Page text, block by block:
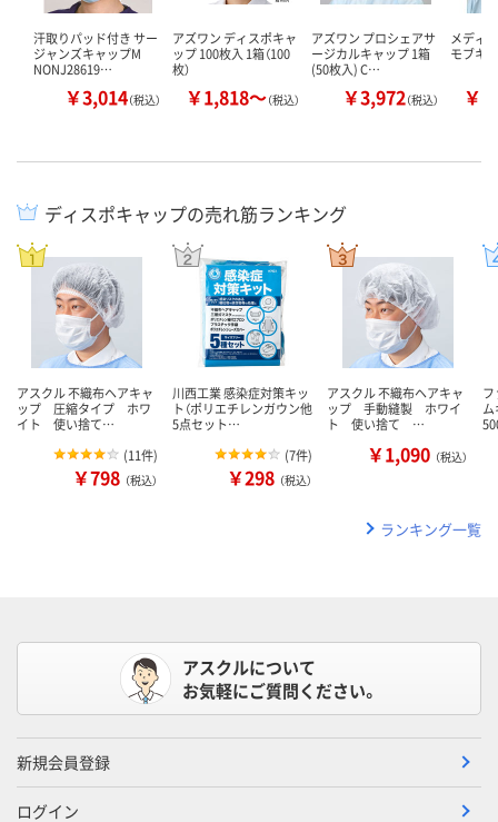
汗取りパッド付き サー
ジャンズキャップM
NONJ28619…
￥3,014（税込）
アズワン ディスポキャ
ップ 100枚入 1箱（100
枚）
￥1,818～（税込）
アズワン プロシェアサ
ージカルキャップ 1箱
(50枚入) C…
￥3,972（税込）
メディ
モブキ
￥
ディスポキャップの売れ筋ランキング
アスクル 不織布ヘアキャ
ップ 圧縮タイプ ホワ
イト 使い捨て…
(11件)
￥798 （税込）
川西工業 感染症対策キッ
ト（ポリエチレンガウン他
5点セット…
(7件)
￥298 （税込）
アスクル 不織布ヘアキャ
ップ 手動縫製 ホワイ
ト 使い捨て …
￥1,090 （税込）
ランキング一覧
アスクルについて
お気軽にご質問ください。
新規会員登録
ログイン